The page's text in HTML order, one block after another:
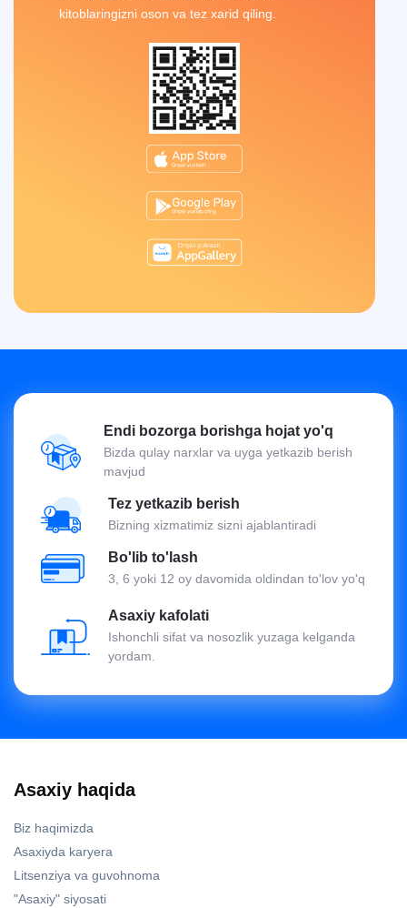
kitoblaringizni oson va tez xarid qiling.
Endi bozorga borishga hojat yo'q
Bizda qulay narxlar va uyga yetkazib berish
mavjud
Tez yetkazib berish
Bizning xizmatimiz sizni ajablantiradi
Bo'lib to'lash
3, 6 yoki 12 oy davomida oldindan to'lov yo'q
Asaxiy kafolati
Ishonchli sifat va nosozlik yuzaga kelganda
yordam.
Asaxiy haqida
Biz haqimizda
Asaxiyda karyera
Litsenziya va guvohnoma
"Asaxiy" siyosati